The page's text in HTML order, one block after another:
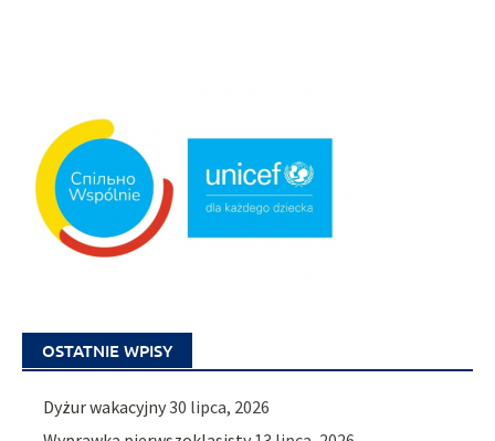
OSTATNIE WPISY
Dyżur wakacyjny30 lipca, 2026